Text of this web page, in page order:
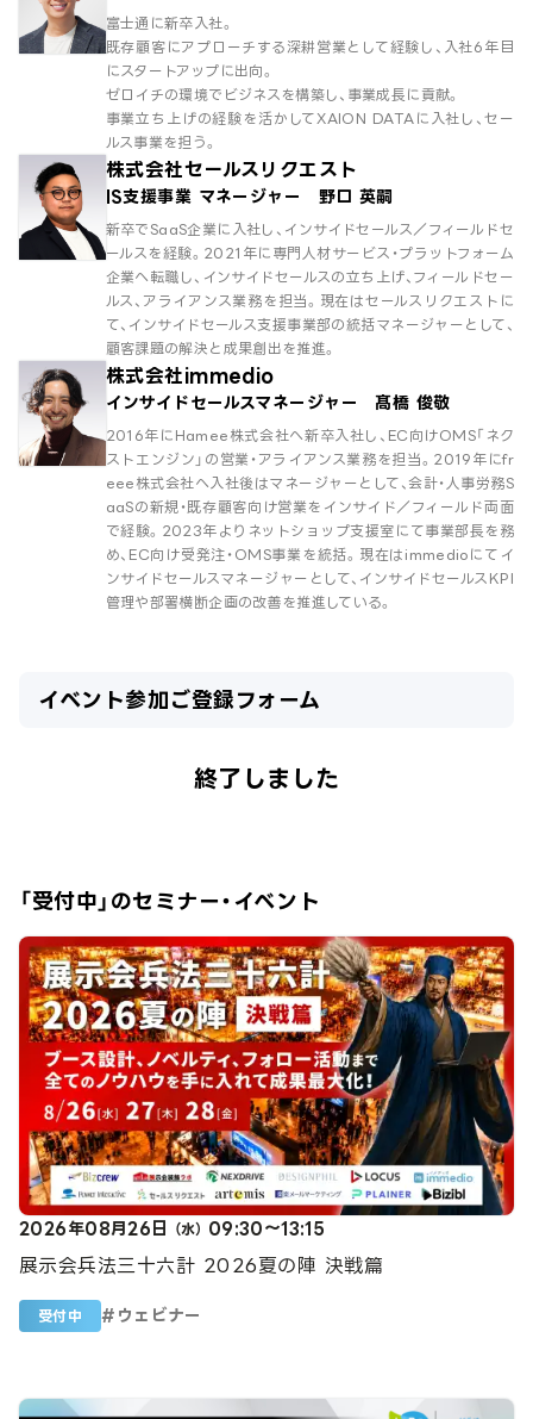
富士通に新卒入社。
既存顧客にアプローチする深耕営業として経験し、入社6年目
にスタートアップに出向。
ゼロイチの環境でビジネスを構築し、事業成長に貢献。
事業立ち上げの経験を活かしてXAION DATAに入社し、セー
ルス事業を担う。
株式会社セールスリクエスト
IS支援事業 マネージャー 野口 英嗣
新卒でSaaS企業に入社し、インサイドセールス／フィールドセ
ールスを経験。2021年に専門人材サービス・プラットフォーム
企業へ転職し、インサイドセールスの立ち上げ、フィールドセー
ルス、アライアンス業務を担当。現在はセールスリクエストに
て、インサイドセールス支援事業部の統括マネージャーとして、
顧客課題の解決と成果創出を推進。
株式会社immedio
インサイドセールスマネージャー 髙橋 俊敬
2016年にHamee株式会社へ新卒入社し、EC向けOMS「ネク
ストエンジン」の営業・アライアンス業務を担当。2019年にfr
eee株式会社へ入社後はマネージャーとして、会計・人事労務S
aaSの新規・既存顧客向け営業をインサイド／フィールド両面
で経験。2023年よりネットショップ支援室にて事業部長を務
め、EC向け受発注・OMS事業を統括。現在はimmedioにてイ
ンサイドセールスマネージャーとして、インサイドセールスKPI
管理や部署横断企画の改善を推進している。
イベント参加ご登録フォーム
終了しました
「受付中」のセミナー・イベント
2026年08月26日 （水） 09:30～13:15
展示会兵法三十六計 2026夏の陣 決戦篇
受付中 # ウェビナー